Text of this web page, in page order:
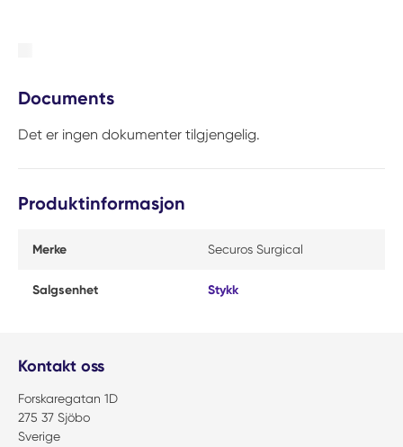
Documents
Det er ingen dokumenter tilgjengelig.
Produktinformasjon
Merke Securos Surgical
Salgsenhet Stykk
Kontakt oss
Forskaregatan 1D
275 37 Sjöbo
Sverige